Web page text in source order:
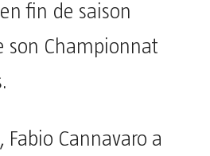
fin de saison
son Championnat
Cannavaro a